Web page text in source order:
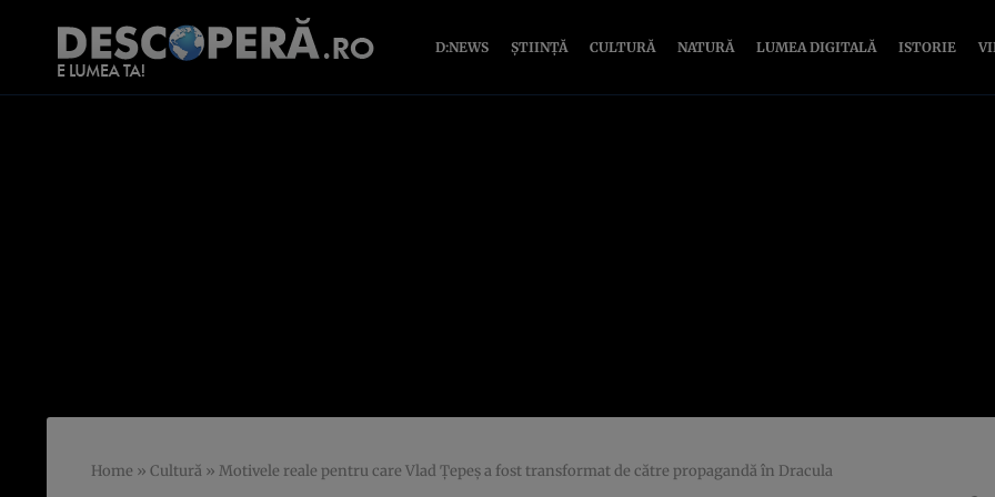
D:NEWS ȘTIINȚĂ CULTURĂ NATURĂ LUMEA DIGITALĂ ISTORIE
Home » Cultură » Motivele reale pentru care Vlad Ţepeş a fost transformat de către propagandă în Dracula